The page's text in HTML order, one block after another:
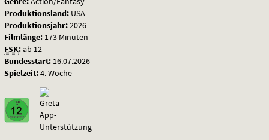
Produktionsland: USA
Produktionsjahr:2026
Filmlänge: 173 Minuten
FSK:ab 12
Bundesstart: 16.07.2026
Spielzeit:4. Woche